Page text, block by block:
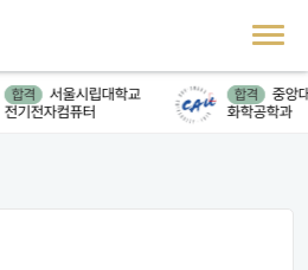
합격
서울시립대학교
전기전자컴퓨터
합격
중앙대
화학공학과